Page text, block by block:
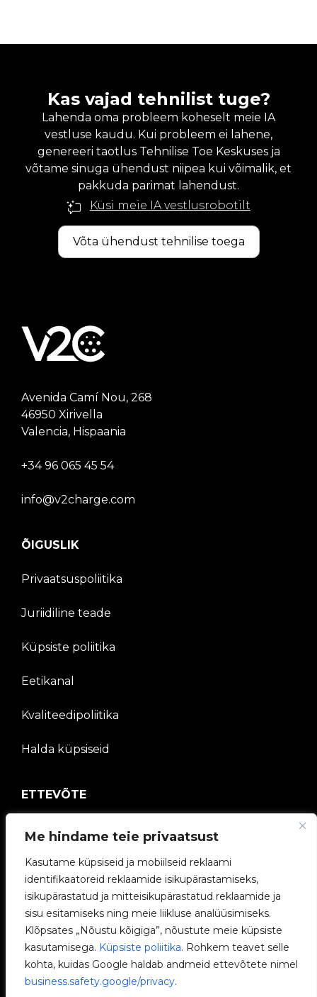
Me hindame teie privaatsust
Kasutame küpsiseid ja mobiilseid reklaami
identifikaatoreid reklaamide isikupärastamiseks,
isikupärastatud ja mitteisikupärastatud reklaamide ja
sisu esitamiseks ning meie liikluse analüüsimiseks.
Klõpsates „Nõustu kõigiga”, nõustute meie küpsiste
kasutamisega. Küpsiste poliitika. Rohkem teavet selle
kohta, kuidas Google haldab andmeid ettevõtete nimel
business.safety.google/privacy.
Kas vajad tehnilist tuge?
Lahenda oma probleem koheselt meie IA
vestluse kaudu. Kui probleem ei lahene,
genereeri taotlus Tehnilise Toe Keskuses ja
võtame sinuga ühendust niipea kui võimalik, et
pakkuda parimat lahendust.
Küsi meie IA vestlusrobotilt
Võta ühendust tehnilise toega
Avenida Camí Nou, 268
46950 Xirivella
Valencia, Hispaania
+34 96 065 45 54
info@v2charge.com
ÕIGUSLIK
Privaatsuspoliitika
Juriidiline teade
Küpsiste poliitika
Eetikanal
Kvaliteedipoliitika
Halda küpsiseid
ETTEVÕTE
V2C kogukond
Töötage meiega
e-Laadijad
V2C Power
V2C Cloud